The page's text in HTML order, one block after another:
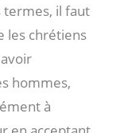
termes, il faut
les chrétiens
hommes,
à